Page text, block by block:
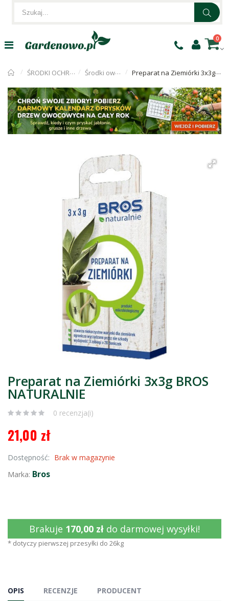
0
ŚRODKI OCHRONY ROŚLIN Środki owadobójcze Preparat na Ziemiórki 3x3g BROS NATURALNIE
Preparat na Ziemiórki 3x3g BROS
NATURALNIE
0 recenzja(i)
21,00 zł
Dostępność: Brak w magazynie
Marka: Bros
Brakuje 170,00 zł do darmowej wysyłki!
* dotyczy pierwszej przesyłki do 26kg
OPIS RECENZJE PRODUCENT